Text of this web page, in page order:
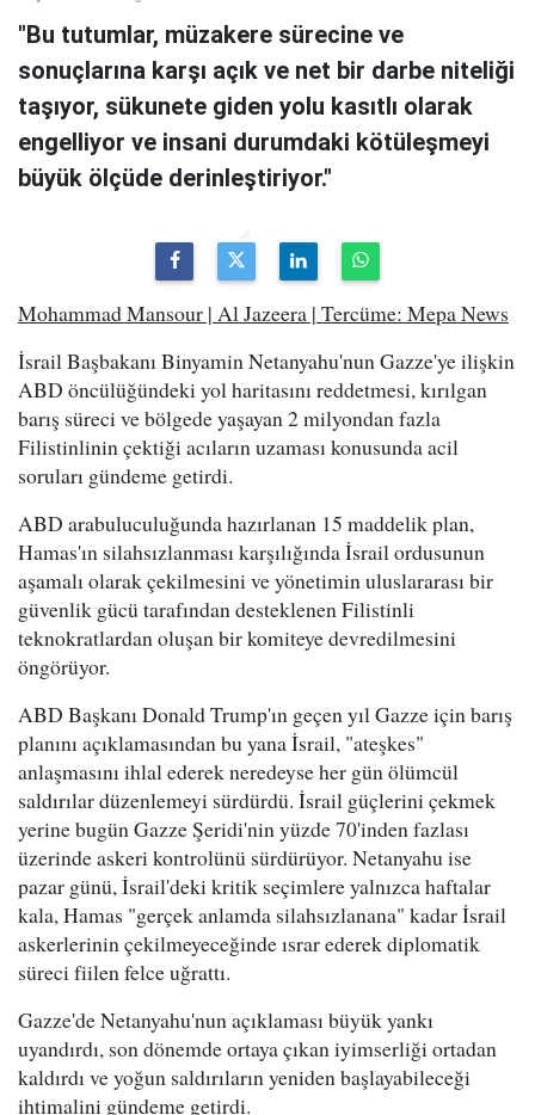
"Bu tutumlar, müzakere sürecine ve
sonuçlarına karşı açık ve net bir darbe niteliği
taşıyor, sükunete giden yolu kasıtlı olarak
engelliyor ve insani durumdaki kötüleşmeyi
büyük ölçüde derinleştiriyor."
Mohammad Mansour | Al Jazeera | Tercüme: Mepa News
İsrail Başbakanı Binyamin Netanyahu'nun Gazze'ye ilişkin
ABD öncülüğündeki yol haritasını reddetmesi, kırılgan
barış süreci ve bölgede yaşayan 2 milyondan fazla
Filistinlinin çektiği acıların uzaması konusunda acil
soruları gündeme getirdi.
ABD arabuluculuğunda hazırlanan 15 maddelik plan,
Hamas'ın silahsızlanması karşılığında İsrail ordusunun
aşamalı olarak çekilmesini ve yönetimin uluslararası bir
güvenlik gücü tarafından desteklenen Filistinli
teknokratlardan oluşan bir komiteye devredilmesini
öngörüyor.
ABD Başkanı Donald Trump'ın geçen yıl Gazze için barış
planını açıklamasından bu yana İsrail, "ateşkes"
anlaşmasını ihlal ederek neredeyse her gün ölümcül
saldırılar düzenlemeyi sürdürdü. İsrail güçlerini çekmek
yerine bugün Gazze Şeridi'nin yüzde 70'inden fazlası
üzerinde askeri kontrolünü sürdürüyor. Netanyahu ise
pazar günü, İsrail'deki kritik seçimlere yalnızca haftalar
kala, Hamas "gerçek anlamda silahsızlanana" kadar İsrail
askerlerinin çekilmeyeceğinde ısrar ederek diplomatik
süreci fiilen felce uğrattı.
Gazze'de Netanyahu'nun açıklaması büyük yankı
uyandırdı, son dönemde ortaya çıkan iyimserliği ortadan
kaldırdı ve yoğun saldırıların yeniden başlayabileceği
ihtimalini gündeme getirdi.